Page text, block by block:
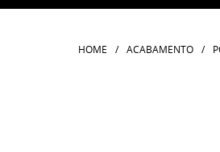
HOME ACABAMENTO